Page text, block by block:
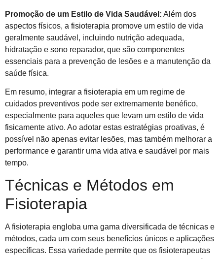
Promoção de um Estilo de Vida Saudável: Além dos
aspectos físicos, a fisioterapia promove um estilo de vida
geralmente saudável, incluindo nutrição adequada,
hidratação e sono reparador, que são componentes
essenciais para a prevenção de lesões e a manutenção da
saúde física.
Em resumo, integrar a fisioterapia em um regime de
cuidados preventivos pode ser extremamente benéfico,
especialmente para aqueles que levam um estilo de vida
fisicamente ativo. Ao adotar estas estratégias proativas, é
possível não apenas evitar lesões, mas também melhorar a
performance e garantir uma vida ativa e saudável por mais
tempo.
Técnicas e Métodos em
Fisioterapia
A fisioterapia engloba uma gama diversificada de técnicas e
métodos, cada um com seus benefícios únicos e aplicações
específicas. Essa variedade permite que os fisioterapeutas